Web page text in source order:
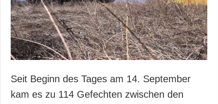
Seit Beginn des Tages am 14. September
kam es zu 114 Gefechten zwischen den